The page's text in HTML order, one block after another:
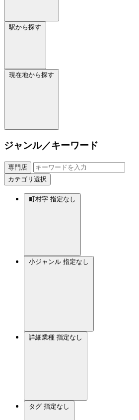
駅から探す
現在地から探す
ジャンル／キーワード
専門店
カテゴリ選択
町村字 指定なし
小ジャンル 指定なし
詳細業種 指定なし
タグ 指定なし